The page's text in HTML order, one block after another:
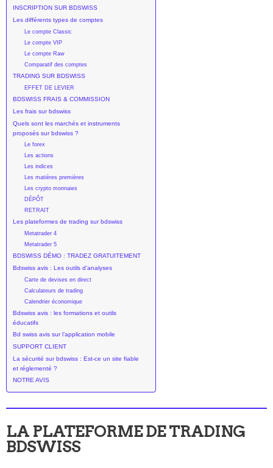
INSCRIPTION SUR BDSWISS
Les différents types de comptes
Le compte Classic
Le compte VIP
Le compte Raw
Comparatif des comptes
TRADING SUR BDSWISS
EFFET DE LEVIER
BDSWISS FRAIS & COMMISSION
Les frais sur bdswiss
Quels sont les marchés et instruments
proposés sur bdswiss ?
Le forex
Les actions
Les indices
Les matières premières
Les crypto monnaies
DÉPÔT
RETRAIT
Les plateformes de trading sur bdswiss
Metatrader 4
Metatrader 5
BDSWISS DÉMO : TRADEZ GRATUITEMENT
Bdswiss avis : Les outils d’analyses
Carte de devises en direct
Calculateurs de trading
Calendrier économique
Bdswiss avis : les formations et outils
éducatifs
Bd swiss avis sur l’application mobile
SUPPORT CLIENT
La sécurité sur bdswiss : Est-ce un site fiable
et réglementé ?
NOTRE AVIS
LA PLATEFORME DE TRADING
BDSWISS